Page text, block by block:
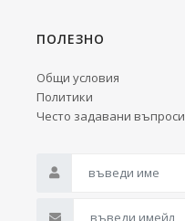
ПОЛЕЗНО
Общи условия
Политики
Често задавани въпроси